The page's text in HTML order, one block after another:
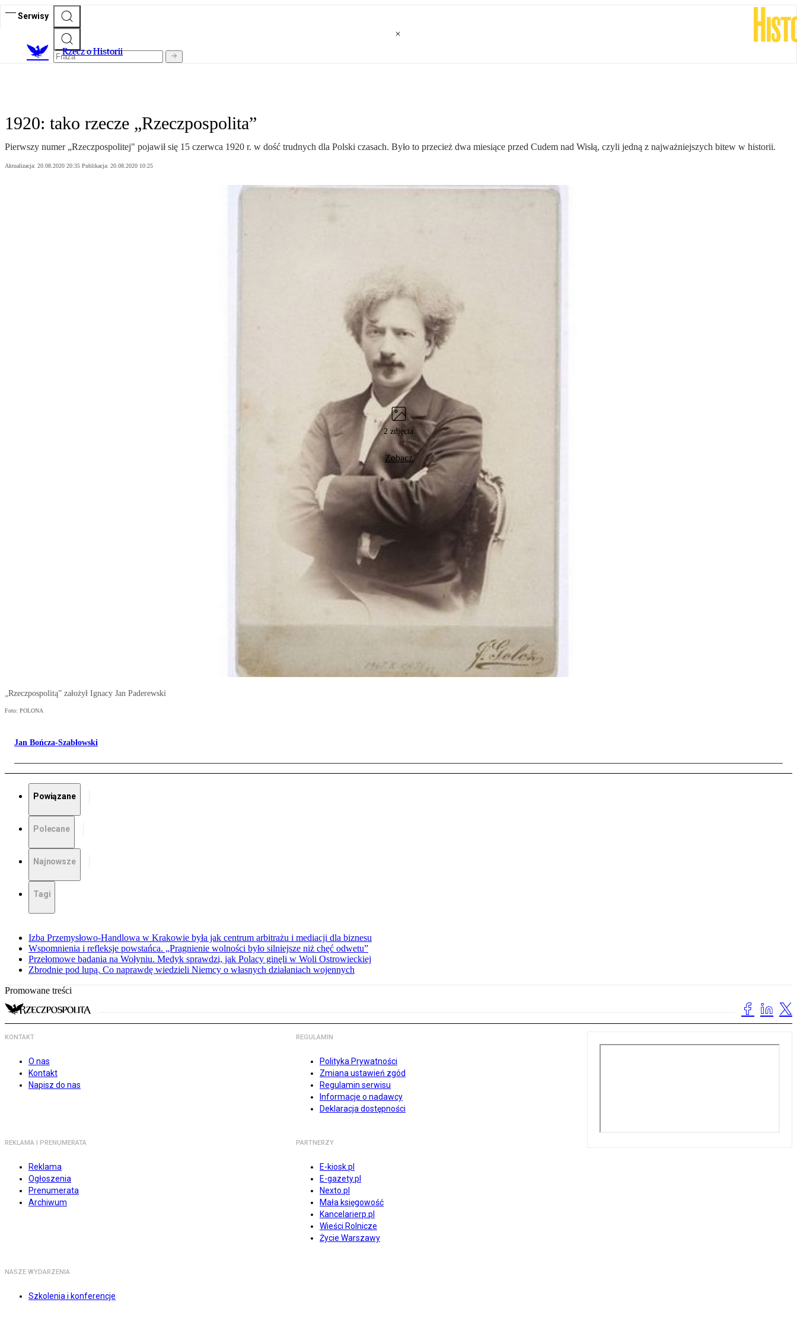
Serwisy
Rzecz o Historii
1920: tako rzecze „Rzeczpospolita”
Pierwszy numer „Rzeczpospolitej" pojawił się 15 czerwca 1920 r. w dość trudnych dla Polski czasach. Było to przecież dwa miesiące przed Cudem nad Wisłą, czyli jedną z najważniejszych bitew w historii.
Aktualizacja: 20.08.2020 20:35 Publikacja: 20.08.2020 10:25
2 zdjęcia
Zobacz
„Rzeczpospolitą” założył Ignacy Jan Paderewski
Foto: POLONA
Jan Bończa-Szabłowski
Powiązane
Polecane
Najnowsze
Tagi
Izba Przemysłowo-Handlowa w Krakowie była jak centrum arbitrażu i mediacji dla biznesu
Wspomnienia i refleksje powstańca. „Pragnienie wolności było silniejsze niż chęć odwetu”
Przełomowe badania na Wołyniu. Medyk sprawdzi, jak Polacy ginęli w Woli Ostrowieckiej
Zbrodnie pod lupą. Co naprawdę wiedzieli Niemcy o własnych działaniach wojennych
Promowane treści
KONTAKT
O nas
Kontakt
Napisz do nas
REGULAMIN
Polityka Prywatności
Zmiana ustawień zgód
Regulamin serwisu
Informacje o nadawcy
Deklaracja dostępności
REKLAMA I PRENUMERATA
Reklama
Ogłoszenia
Prenumerata
Archiwum
PARTNERZY
E-kiosk.pl
E-gazety.pl
Nexto.pl
Mała księgowość
Kancelarierp.pl
Wieści Rolnicze
Życie Warszawy
NASZE WYDARZENIA
Szkolenia i konferencje